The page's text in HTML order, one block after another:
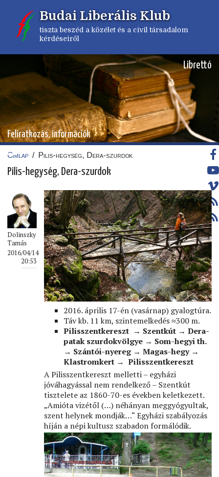
tartalomra
Budai Liberális Klub
tiszta beszéd a közélet és a civil társadalom
kérdéseiről
Librettó
Feliratkozás, információk
Címlap / Pilis-hegység, Dera-szurdok
Pilis-hegység, Dera-szurdok
Dolinszky
Tamás
2016/04/14
20:53
2016. április 17-én (vasárnap) gyalogtúra.
Táv kb. 11 km, szintemelkedés ≈300 m.
Pilisszentkereszt → Szentkút → Dera-
patak szurdokvölgye → Som-hegyi th.
→ Szántói-nyereg → Magas-hegy →
Klastromkert → Pilisszentkereszt
A Pilisszentkereszt melletti – egyházi
jóváhagyással nem rendelkező – Szentkút
tisztelete az 1860-70-es években keletkezett.
„Amióta vizétől (…) néhányan meggyógyultak,
szent helynek mondják…“ Egyházi szabályozás
híján a népi kultusz szabadon formálódik.